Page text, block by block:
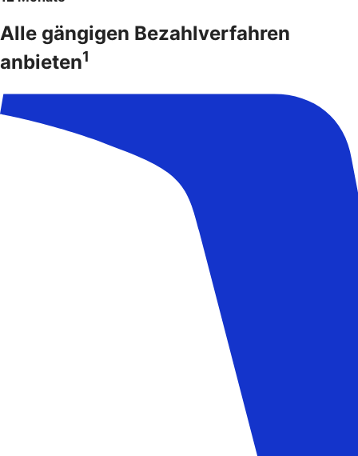
Alle gängigen Bezahlverfahren
anbieten1